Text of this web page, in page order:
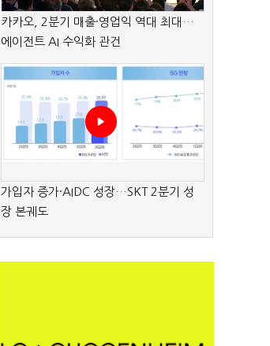
카카오, 2분기 매출·영업익 역대 최대…
에이전트 AI 수익화 관건
가입자 증가·AIDC 성장…SKT 2분기 성
장 본궤도